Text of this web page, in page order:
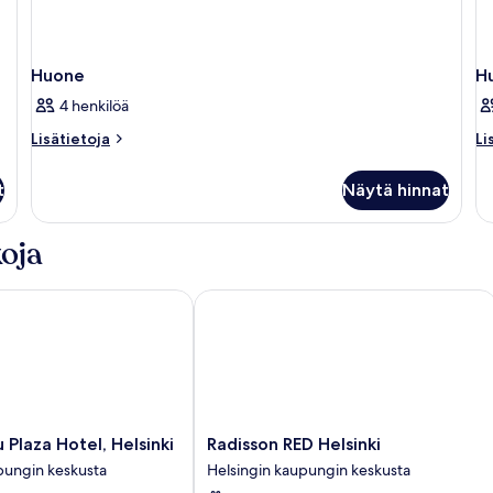
Huone
4 henkilöä
Lisätietoja
Lisätietoja
Näytä hinnat
Plaza Hotel, Helsinki
keskusta
Hotel, Helsinki
Radisson
RED
Helsinki
Radisson RED Helsinki
Helsingin kaupungin keskusta
Radisson RED Helsinki